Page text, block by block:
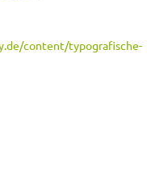
content/typografische-